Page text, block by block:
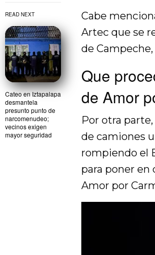
READ NEXT
Cateo en Iztapalapa
desmantela
presunto punto de
narcomenudeo;
vecinos exigen
mayor seguridad
Cabe
Artec que se
de
Que
de Amor
Por otra
de camiones
rompiendo el
para poner en
Amor por